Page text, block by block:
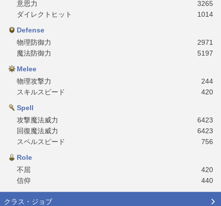
意思力
3265
ダイレクトヒット
1014
Defense
物理防御力
2971
魔法防御力
5197
Melee
物理攻撃力
244
スキルスピード
420
Spell
攻撃魔法威力
6423
回復魔法威力
6423
スペルスピード
756
Role
不屈
420
信仰
440
クラス・ジョブ